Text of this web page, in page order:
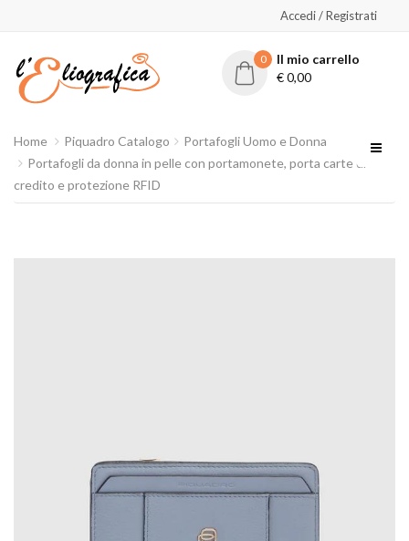
Accedi / Registrati
0
Il mio carrello
€0,00
Home Piquadro Catalogo
Portafogli Uomo e Donna
Portafogli da donna in pelle con portamonete, porta carte di
credito e protezione RFID